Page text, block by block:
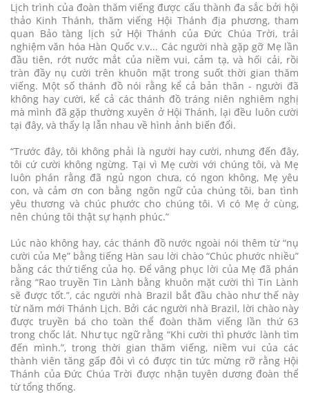
Lịch trình của đoàn thăm viếng được cấu thành đa sắc bởi hội
thảo Kinh Thánh, thăm viếng Hội Thánh địa phương, tham
quan Bảo tàng lịch sử Hội Thánh của Đức Chúa Trời, trải
nghiệm văn hóa Hàn Quốc v.v... Các người nhà gặp gỡ Mẹ lần
đầu tiên, rớt nước mắt của niềm vui, cảm tạ, và hối cải, rồi
tràn đầy nụ cười trên khuôn mặt trong suốt thời gian thăm
viếng. Một số thánh đồ nói rằng kể cả bản thân - người đã
không hay cười, kể cả các thánh đồ tráng niên nghiêm nghị
mà mình đã gặp thường xuyên ở Hội Thánh, lại đều luôn cười
tại đây, và thấy lạ lẫn nhau về hình ảnh biến đổi.
“Trước đây, tôi không phải là người hay cười, nhưng đến đây,
tôi cứ cười không ngừng. Tại vì Mẹ cười với chúng tôi, và Mẹ
luôn phán rằng đã ngủ ngon chưa, có ngon không, Mẹ yêu
con, và cảm ơn con bằng ngôn ngữ của chúng tôi, ban tình
yêu thương và chúc phước cho chúng tôi. Vì có Mẹ ở cùng,
nên chúng tôi thật sự hạnh phúc.”
Lúc nào không hay, các thánh đồ nước ngoài nói thêm từ “nụ
cười của Mẹ” bằng tiếng Hàn sau lời chào “Chúc phước nhiều”
bằng các thứ tiếng của họ. Để vâng phục lời của Mẹ đã phán
rằng “Rao truyền Tin Lành bằng khuôn mặt cười thì Tin Lành
sẽ được tốt.”, các người nhà Brazil bắt đầu chào như thế này
từ năm mới Thánh Lịch. Bởi các người nhà Brazil, lời chào này
được truyền bá cho toàn thể đoàn thăm viếng lần thứ 63
trong chốc lát. Như tục ngữ rằng “Khi cười thì phước lành tìm
đến mình.”, trong thời gian thăm viếng, niềm vui của các
thành viên tăng gấp đôi vì có được tin tức mừng rỡ rằng Hội
Thánh của Đức Chúa Trời được nhận tuyên dương đoàn thể
từ tổng thống.